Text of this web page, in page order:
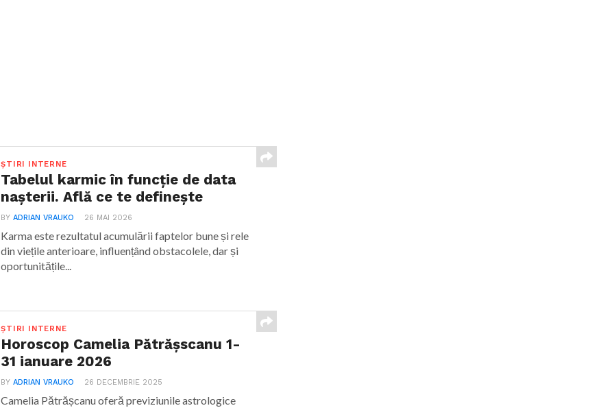
ȘTIRI INTERNE
Tabelul karmic în funcție de data
nașterii. Află ce te definește
BYADRIAN VRAUKO 26 MAI 2026
Karma este rezultatul acumulării faptelor bune și rele
din viețile anterioare, influențând obstacolele, dar și
oportunitățile...
ȘTIRI INTERNE
Horoscop Camelia Pătrășscanu 1-
31 ianuare 2026
BYADRIAN VRAUKO 26 DECEMBRIE 2025
Camelia Pătrășcanu oferă previziunile astrologice